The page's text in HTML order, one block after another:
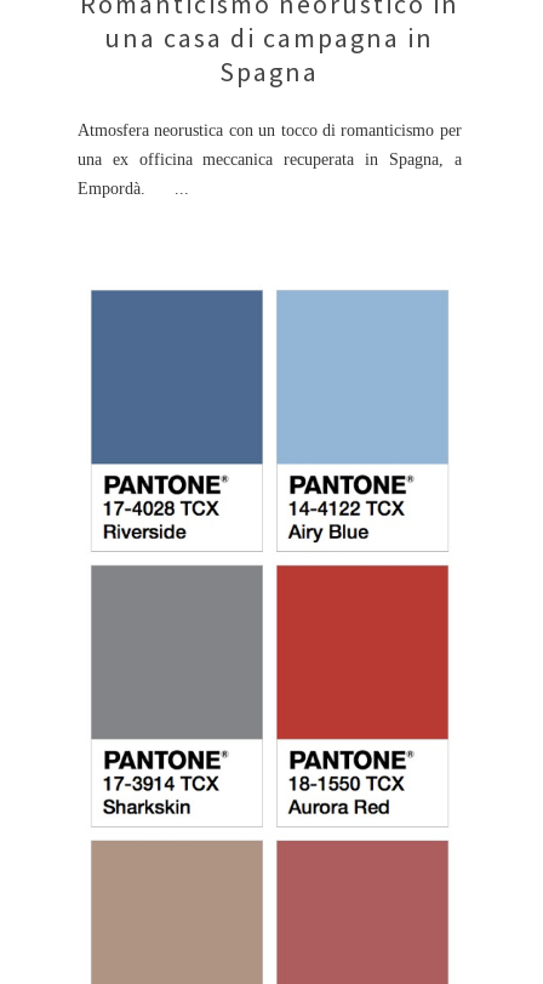
una casa di campagna in
Spagna
Atmosfera neorustica con un tocco di romanticismo per
una ex officina meccanica recuperata in Spagna, a
Empordà. ...